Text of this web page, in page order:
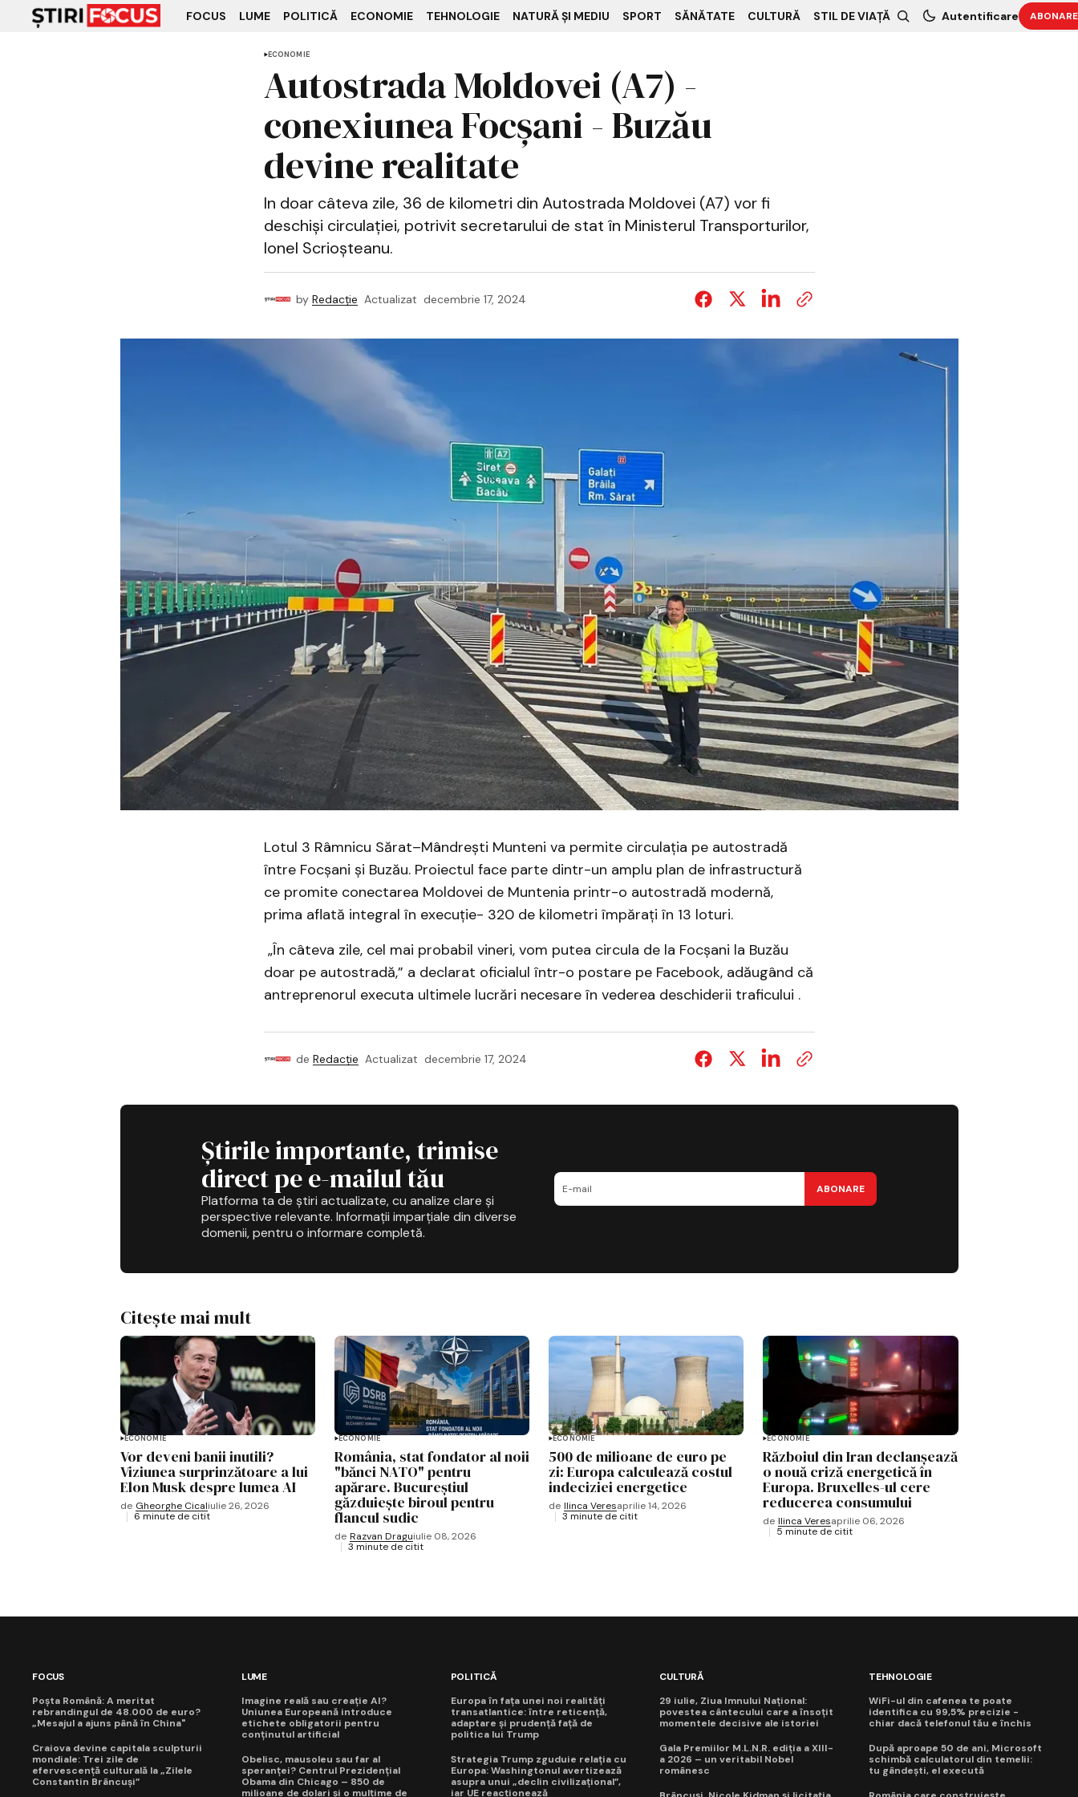
FOCUS LUME POLITICĂ ECONOMIE TEHNOLOGIE NATURĂ ȘI MEDIU SPORT SĂNĂTATE CULTURĂ STIL DE VIAȚĂ Autentificare ABONARE
ECONOMIE
Autostrada Moldovei (A7) -
conexiunea Focșani - Buzău
devine realitate
In doar câteva zile, 36 de kilometri din Autostrada Moldovei (A7) vor fi
deschiși circulației, potrivit secretarului de stat în Ministerul Transporturilor,
Ionel Scrioșteanu.
by Redacție Actualizat decembrie 17, 2024
Lotul 3 Râmnicu Sărat–Mândrești Munteni va permite circulația pe autostradă
între Focșani și Buzău. Proiectul face parte dintr-un amplu plan de infrastructură
ce promite conectarea Moldovei de Muntenia printr-o autostradă modernă,
prima aflată integral în execuție- 320 de kilometri împărați în 13 loturi.
„În câteva zile, cel mai probabil vineri, vom putea circula de la Focșani la Buzău
doar pe autostradă,” a declarat oficialul într-o postare pe Facebook, adăugând că
antreprenorul executa ultimele lucrări necesare în vederea deschiderii traficului .
de Redacție Actualizat decembrie 17, 2024
Știrile importante, trimise
direct pe e-mailul tău
Platforma ta de știri actualizate, cu analize clare și
perspective relevante. Informații imparțiale din diverse
domenii, pentru o informare completă.
ABONARE
Citește mai mult
ECONOMIE
Vor deveni banii inutili?
Viziunea surprinzătoare a lui
Elon Musk despre lumea AI
de Gheorghe Cicaliulie 26, 2026
6 minute de citit
ECONOMIE
România, stat fondator al noii
"bănci NATO" pentru
apărare. Bucureștiul
găzduiește biroul pentru
flancul sudic
de Razvan Draguiulie 08, 2026
3 minute de citit
ECONOMIE
500 de milioane de euro pe
zi: Europa calculează costul
indeciziei energetice
de Ilinca Veresaprilie 14, 2026
3 minute de citit
ECONOMIE
Războiul din Iran declanșează
o nouă criză energetică în
Europa. Bruxelles-ul cere
reducerea consumului
de Ilinca Veresaprilie 06, 2026
5 minute de citit
FOCUS
Poșta Română: A meritat
rebrandingul de 48.000 de euro?
„Mesajul a ajuns până în China"
Craiova devine capitala sculpturii
mondiale: Trei zile de
efervescență culturală la „Zilele
Constantin Brâncuși”
LUME
Imagine reală sau creație AI?
Uniunea Europeană introduce
etichete obligatorii pentru
conținutul artificial
Obelisc, mausoleu sau far al
speranței? Centrul Prezidențial
Obama din Chicago – 850 de
milioane de dolari și o mulțime de
POLITICĂ
Europa în fața unei noi realități
transatlantice: între reticență,
adaptare și prudență față de
politica lui Trump
Strategia Trump zguduie relația cu
Europa: Washingtonul avertizează
asupra unui „declin civilizațional”,
iar UE reacționează
CULTURĂ
29 iulie, Ziua Imnului Național:
povestea cântecului care a însoțit
momentele decisive ale istoriei
Gala Premiilor M.L.N.R. ediția a XIII-
a 2026 – un veritabil Nobel
românesc
TEHNOLOGIE
WiFi-ul din cafenea te poate
identifica cu 99,5% precizie -
chiar dacă telefonul tău e închis
După aproape 50 de ani, Microsoft
schimbă calculatorul din temelii:
tu gândești, el execută